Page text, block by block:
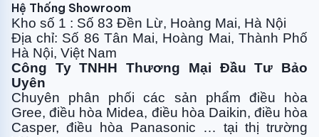
Làm lạnh nhanh Turbo
Khi bạn nhấn nút Turbo trên điều khiển, máy nén và
quạt dàn lạnh sẽ chạy tăng tải với công suất tối đa
để hạ nhiệt độ phòng xuống nhanh chóng, tạo ra lưu
lượng gió lớn hơn và thổi xa đến 6m. Bạn sẽ thoải mái
tận hưởng bầu không khí mát lạnh tức thì chỉ trong 3
phút.
Hệ Thống Showroom
Kho số 1 : Số 83 Đền Lừ, Hoàng Mai, Hà Nội
Địa chỉ: Số 86 Tân Mai, Hoàng Mai, Thành Phố
Hà Nội, Việt Nam
Công Ty TNHH Thương Mại Đầu Tư Bảo
Uyên
Chuyên phân phối các sản phẩm điều hòa
Gree, điều hòa Midea, điều hòa Daikin, điều hòa
Casper, điều hòa Panasonic … tại thị trường